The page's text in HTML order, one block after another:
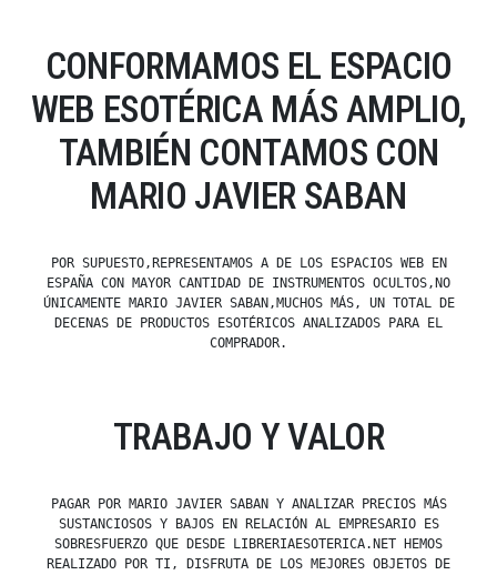
CONFORMAMOS EL ESPACIO
WEB ESOTÉRICA MÁS AMPLIO,
TAMBIÉN CONTAMOS CON
MARIO JAVIER SABAN
POR SUPUESTO,REPRESENTAMOS A DE LOS ESPACIOS WEB EN
ESPAÑA CON MAYOR CANTIDAD DE INSTRUMENTOS OCULTOS,NO
ÚNICAMENTE MARIO JAVIER SABAN,MUCHOS MÁS, UN TOTAL DE
DECENAS DE PRODUCTOS ESOTÉRICOS ANALIZADOS PARA EL
COMPRADOR.
TRABAJO Y VALOR
PAGAR POR MARIO JAVIER SABAN Y ANALIZAR PRECIOS MÁS
SUSTANCIOSOS Y BAJOS EN RELACIÓN AL EMPRESARIO ES
SOBRESFUERZO QUE DESDE LIBRERIAESOTERICA.NET HEMOS
REALIZADO POR TI, DISFRUTA DE LOS MEJORES OBJETOS DE